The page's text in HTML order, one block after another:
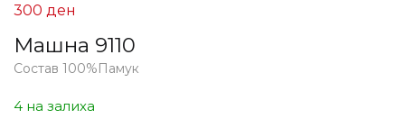
Машна 9110
300 ден
Состав 100%Памук
4 на залиха